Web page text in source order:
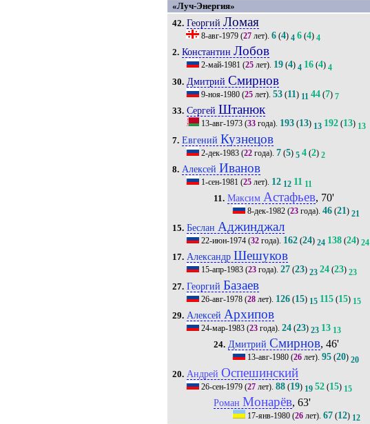
«Луч-Энергия»
42. ГеоргийЛомая
8-авг-1979 (27 лет).6 (4) 4 6 (4) 4
2. КонстантинЛобов
2-май-1981 (25 лет). 19 (4) 4 16 (4) 4
30. ДмитрийСмирнов
9-ноя-1980 (25 лет).53 (11) 11 44 (7) 7
33. Сергей Штанюк
13-авг-1973 (33 года). 193 (13) 13 192 (13) 13
7. Евгений Кузнецов
2-дек-1983 (22 года).7 (5) 5 4 (2) 2
8. Алексей Иванов
1-сен-1981 (25 лет). 12 12 11 11
11. МаксимАстафьев, 70'
8-дек-1982(23года). 46(21) 21
15. Беслан Аджинджал
22-июн-1974 (32 года). 162 (24) 24 138 (24) 24
17. Александр Шешуков
15-апр-1983 (23 года).27 (23) 23 24 (23) 23
27. Георгий Базаев
26-авг-1978 (28 лет). 126 (15) 15 115 (15) 15
29. Алексей Архипов
24-мар-1983 (23 года).24 (23) 23 13 13
24. ДмитрийСмирнов, 46'
13-авг-1980(26лет). 95(20) 20
20. АндрейОспешинский
26-сен-1979 (27 лет).88 (19) 19 52 (15) 15
Роман Монарёв, 63'
17-янв-1980(26лет). 67(12) 12